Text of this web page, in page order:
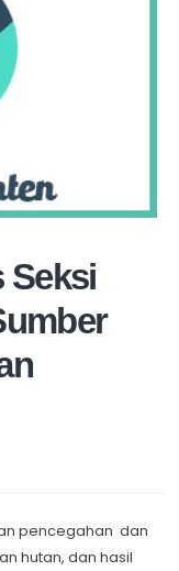
Seksi
pencegahan dan
hutan, dan hasil